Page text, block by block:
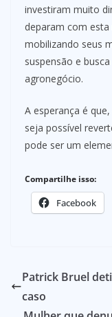
investiram muito
deparam com esta
mobilizando seus
suspensão e
agronegócio.
A esperança é
seja possível
pode ser um
Compartilhe isso:
Facebook
Patrick Bruel
caso